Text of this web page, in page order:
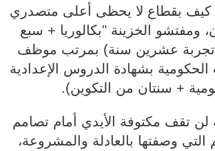
كيف بقطاع لا يحظى أعلى متصدري
ومفتشو الخزينة "بكالوريا + سبع
تجربة عشرين سنة) بمرتب موظف
بشهادة الدروس الإعدادية
+ سنتان من التكوين).
تقف مكتوفة الأيدي أمام تصامم
وصفتها بالعادلة والمشروعة،